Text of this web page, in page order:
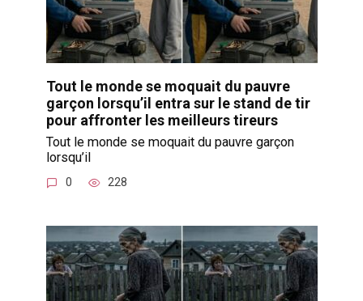
Tout le monde se moquait du pauvre
garçon lorsqu’il entra sur le stand de tir
pour affronter les meilleurs tireurs
Tout le monde se moquait du pauvre garçon
lorsqu’il
0 228